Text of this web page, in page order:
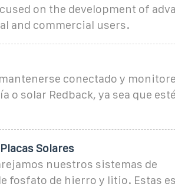
on the development of
and commercial users.
conectado y
o solar Redback, ya sea que
Solares
nuestros sistemas de
fosfato de hierro y litio. Estas